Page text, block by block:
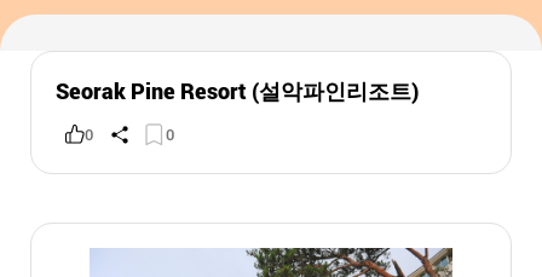
Seorak Pine Resort (설악파인리조트)
0 0